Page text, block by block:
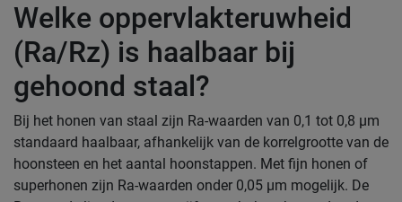
Welke oppervlakteruwheid
(Ra/Rz) is haalbaar bij
gehoond staal?
Bij het honen van staal zijn Ra-waarden van 0,1 tot 0,8 µm
standaard haalbaar, afhankelijk van de korrelgrootte van de
hoonsteen en het aantal hoonstappen. Met fijn honen of
superhonen zijn Ra-waarden onder 0,05 µm mogelijk. De